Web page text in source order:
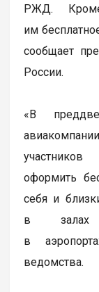
РЖД. Кроме
им
сообщает
России.
«В
оформить
себя и
в залах
в
ведомства.